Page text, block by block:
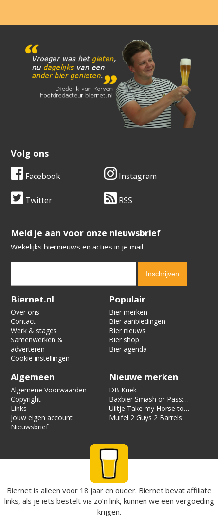
Volg ons
Facebook Instagram
Twitter RSS
​​​​​​​Meld je aan voor onze nieuwsbrief
Wekelijks biernieuws en acties in je mail
Verification code:
Biernet.nl
Over ons
Contact
Werk & stages
Samenwerken &
adverteren
Cookie instellingen
Populair
Bier merken
Bier aanbiedingen
Bier nieuws
Bier shop
Bier agenda
Algemeen
Algemene Voorwaarden
Copyright
Links
Jouw eigen account
Nieuwsbrief
Nieuwe merken
DB Kriek
Baxbier Smash or Pass:
Strata
Uiltje Take my Horse to
the Hotel Room
Muifel 2 Guys 2 Barrels
Biernet is alleen voor 18 jaar en ouder. Biernet bevat affiliate
links, als je iets bestelt via zo’n link, kunnen we een vergoeding
krijgen.